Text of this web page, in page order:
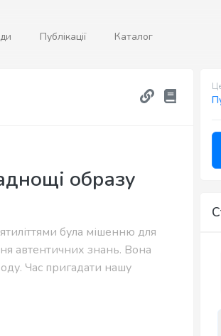
Публікації Каталог
образу
була мішенню для
автентичних знань. Вона
Час пригадати нашу